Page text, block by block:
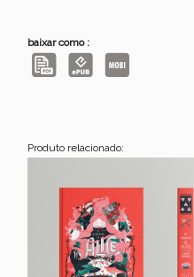
baixar como :
Produto relacionado: